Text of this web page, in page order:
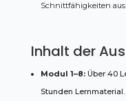
Schnittfähigkeiten
Inhalt der
Modul 1–8:Über 40
Stunden Lernmaterial.